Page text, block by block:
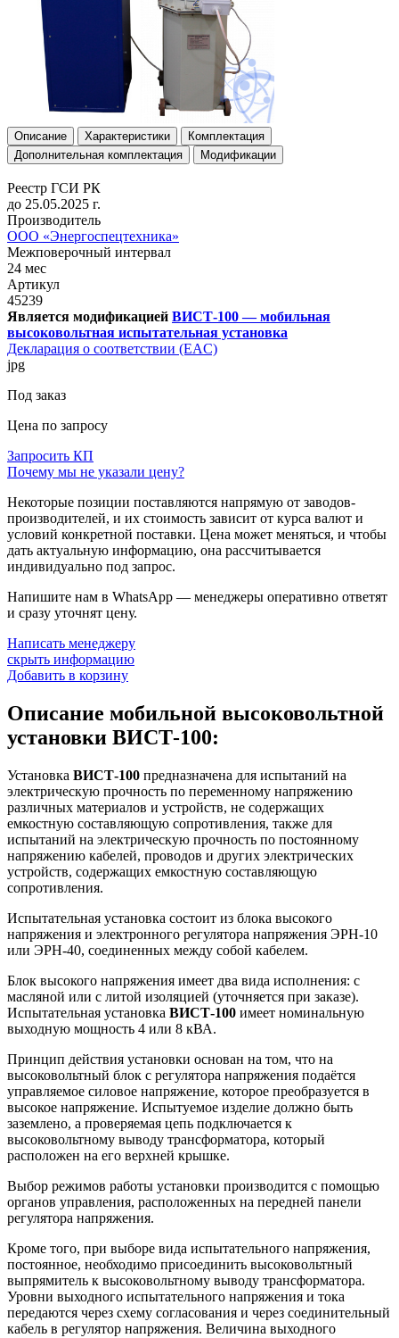
Описание Характеристики
Комплектация
Дополнительная комплектация
Модификации
Реестр ГСИ РК
до 25.05.2025 г.
Производитель
ООО «Энергоспецтехника»
Межповерочный интервал
24 мес
Артикул
45239
Является модификацией ВИСТ-100 — мобильная
высоковольтная испытательная установка
Декларация о соответствии (EAC)
jpg
Под заказ
Цена по запросу
Запросить КП
Почему мы не указали цену?
Некоторые позиции поставляются напрямую от заводов-
производителей, и их стоимость зависит от курса валют и
условий конкретной поставки. Цена может меняться, и чтобы
дать актуальную информацию, она рассчитывается
индивидуально под запрос.
Напишите нам в WhatsApp — менеджеры оперативно ответят
и сразу уточнят цену.
Написать менеджеру
скрыть информацию
Добавить в корзину
Описание мобильной высоковольтной
установки ВИСТ-100:
Установка ВИСТ-100 предназначена для испытаний на
электрическую прочность по переменному напряжению
различных материалов и устройств, не содержащих
емкостную составляющую сопротивления, также для
испытаний на электрическую прочность по постоянному
напряжению кабелей, проводов и других электрических
устройств, содержащих емкостную составляющую
сопротивления.
Испытательная установка состоит из блока высокого
напряжения и электронного регулятора напряжения ЭРН-10
или ЭРН-40, соединенных между собой кабелем.
Блок высокого напряжения имеет два вида исполнения: с
масляной или с литой изоляцией (уточняется при заказе).
Испытательная установка ВИСТ-100 имеет номинальную
выходную мощность 4 или 8 кВА.
Принцип действия установки основан на том, что на
высоковольтный блок с регулятора напряжения подаётся
управляемое силовое напряжение, которое преобразуется в
высокое напряжение. Испытуемое изделие должно быть
заземлено, а проверяемая цепь подключается к
высоковольтному выводу трансформатора, который
расположен на его верхней крышке.
Выбор режимов работы установки производится с помощью
органов управления, расположенных на передней панели
регулятора напряжения.
Кроме того, при выборе вида испытательного напряжения,
постоянное, необходимо присоединить высоковольтный
выпрямитель к высоковольтному выводу трансформатора.
Уровни выходного испытательного напряжения и тока
передаются через схему согласования и через соединительный
кабель в регулятор напряжения. Величина выходного